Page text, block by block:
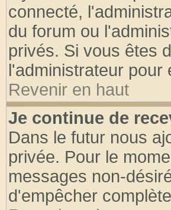
connecté,
du forum ou
privés. Si vous êtes
l'administrateur pour
Revenir en haut
Je continue de
Dans le futur nous
privée. Pour le
messages non-
d'empêcher